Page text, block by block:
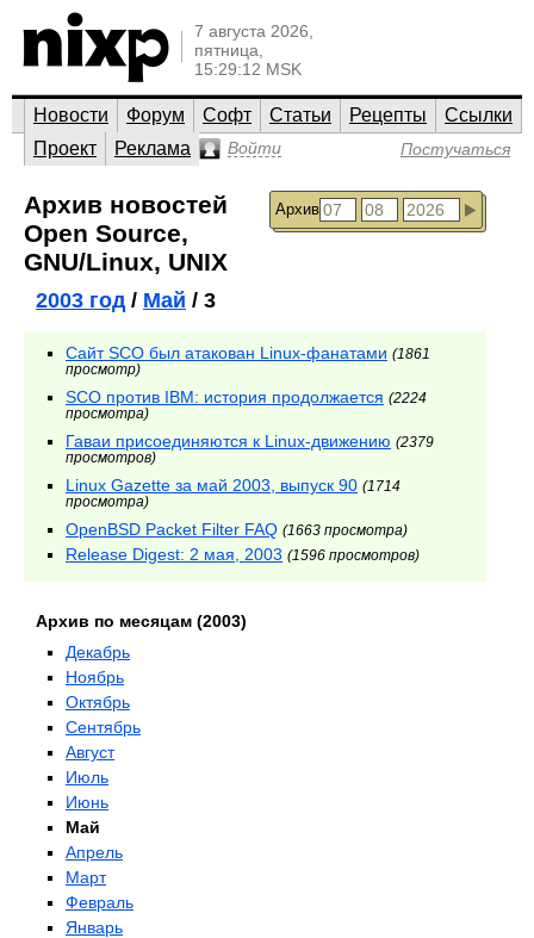
7 августа 2026,
пятница,
15:29:12 MSK
Новости Форум Софт Статьи Рецепты
Ссылки
Проект
Реклама Войти Постучаться
Архив
Архив новостей
Open Source,
GNU/Linux, UNIX
2003 год/ Май / 3
Сайт SCO был атакован Linux-фанатами (1861
просмотр)
SCO против IBM: история продолжается (2224
просмотра)
Гаваи присоединяются к Linux-движению (2379
просмотров)
Linux Gazette за май 2003, выпуск 90 (1714
просмотра)
OpenBSD Packet Filter FAQ (1663 просмотра)
Release Digest: 2 мая, 2003 (1596 просмотров)
Архив по месяцам (2003)
Декабрь
Ноябрь
Октябрь
Сентябрь
Август
Июль
Июнь
Май
Апрель
Март
Февраль
Январь